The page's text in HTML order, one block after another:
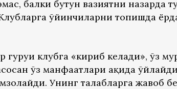
балки бутун вазиятни назарда
ўйинчиларни топишда
гуруҳи клубга «кириб келади», ўз
ўз манфаатлари ҳақида
Унинг талабларга жавоб